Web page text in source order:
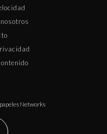
Networks